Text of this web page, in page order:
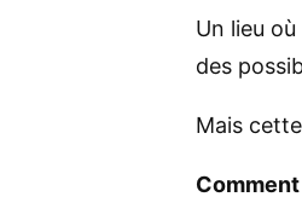
Un lieu
des
Mais